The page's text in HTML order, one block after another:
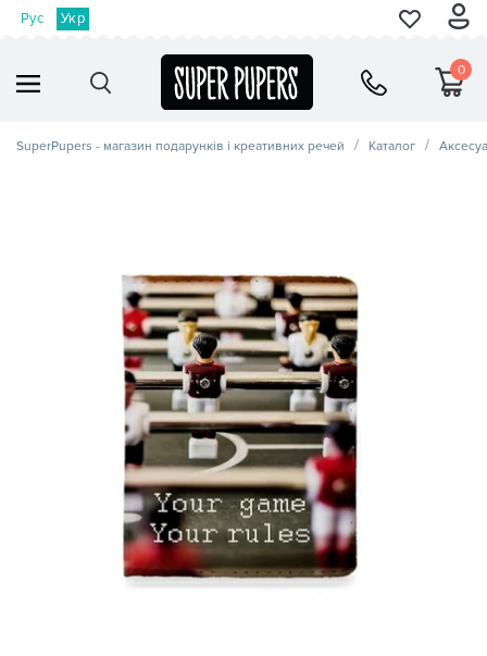
Рус Укр
0
SuperPupers - магазин подарунків і креативних речей Каталог